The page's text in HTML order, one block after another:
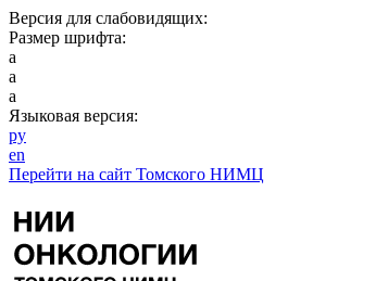
Версия для слабовидящих:
Размер шрифта:
a
a
a
Языковая версия:
ру
en
Перейти на сайт Томского НИМЦ